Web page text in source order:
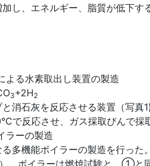
し、エネルギー、脂質が低下す
る水素取出し装置の製造
3+2H2
消石灰を反応させる装置（写真
反応させ、ガス採取びんで採
ラーの製造
多機能ボイラーの製造を行っ
。ボイラーは燃焼試験と、①と